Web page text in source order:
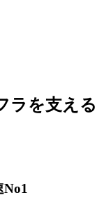
ラを支える
No1